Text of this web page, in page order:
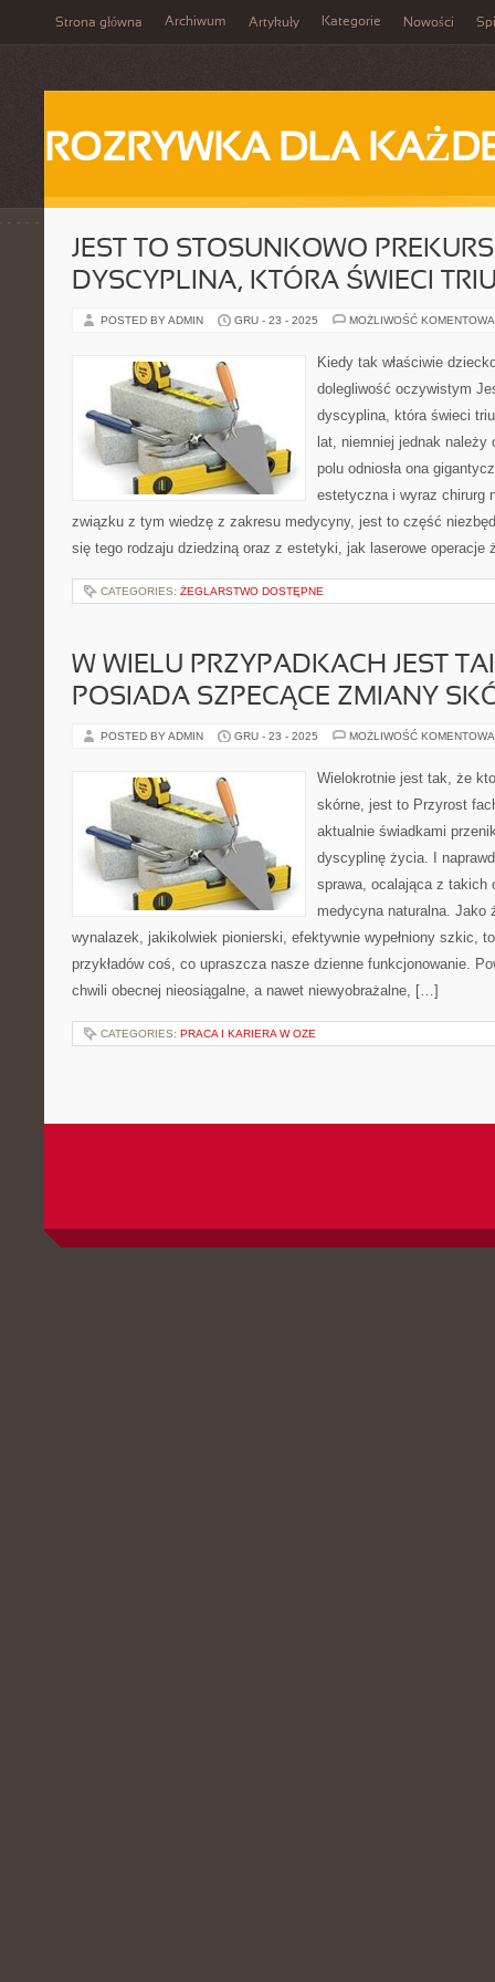
Strona główna Archiwum Artykuły Kategorie Nowości
ROZRYWKA DLA
JEST TO STOSUNKOWO
DYSCYPLINA, KTÓRA ŚWIECI
POSTED BY ADMIN GRU - 23 - 2025 MOŻLIWOŚĆ
Kiedy tak właściwie
dolegliwość oczywistym
dyscyplina, która świeci
lat, niemniej jednak
polu odniosła ona
estetyczna i wyraz chirurg
związku z tym wiedzę z zakresu medycyny, jest to część
się tego rodzaju dziedziną oraz z estetyki, jak laserowe operacje
CATEGORIES: ŻEGLARSTWO DOSTĘPNE
W WIELU PRZYPADKACH JEST
POSIADA SZPECĄCE ZMIANY
POSTED BY ADMIN GRU - 23 - 2025 MOŻLIWOŚĆ
Wielokrotnie jest tak, że
skórne, jest to Przyrost
aktualnie świadkami
dyscyplinę życia. I
sprawa, ocalająca z takich
medycyna naturalna. Jako
wynalazek, jakikolwiek pionierski, efektywnie wypełniony szkic,
przykładów coś, co upraszcza nasze dzienne funkcjonowanie.
chwili obecnej nieosiągalne, a nawet niewyobrażalne, […]
CATEGORIES: PRACA I KARIERA W OZE